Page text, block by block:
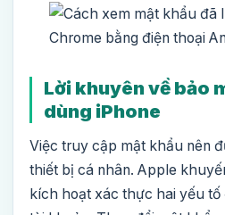
Lời khuyên về bảo
dùng iPhone
Việc truy cập mật khẩu nên
thiết bị cá nhân. Apple
kích hoạt xác thực hai yếu tố